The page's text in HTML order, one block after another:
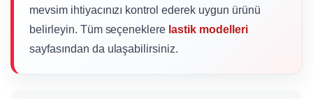
mevsim ihtiyacınızı kontrol ederek uygun ürünü
belirleyin. Tüm seçeneklere lastik modelleri
sayfasından da ulaşabilirsiniz.